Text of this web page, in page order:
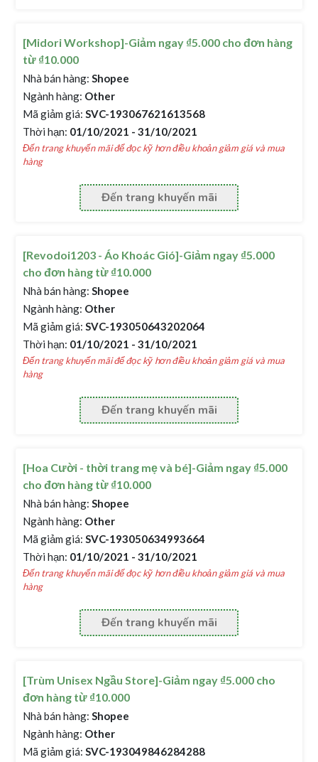
[Midori Workshop]-Giảm ngay ₫5.000 cho đơn hàng
từ ₫10.000
Nhà bán hàng: Shopee
Ngành hàng: Other
Mã giảm giá: SVC-193067621613568
Thời hạn: 01/10/2021 - 31/10/2021
Đến trang khuyến mãi để đọc kỹ hơn điều khoản giảm giá và mua
hàng
Đến trang khuyến mãi
[Revodoi1203 - Áo Khoác Gió]-Giảm ngay ₫5.000
cho đơn hàng từ ₫10.000
Nhà bán hàng: Shopee
Ngành hàng: Other
Mã giảm giá: SVC-193050643202064
Thời hạn: 01/10/2021 - 31/10/2021
Đến trang khuyến mãi để đọc kỹ hơn điều khoản giảm giá và mua
hàng
Đến trang khuyến mãi
[Hoa Cười - thời trang mẹ và bé]-Giảm ngay ₫5.000
cho đơn hàng từ ₫10.000
Nhà bán hàng: Shopee
Ngành hàng: Other
Mã giảm giá: SVC-193050634993664
Thời hạn: 01/10/2021 - 31/10/2021
Đến trang khuyến mãi để đọc kỹ hơn điều khoản giảm giá và mua
hàng
Đến trang khuyến mãi
[Trùm Unisex Ngầu Store]-Giảm ngay ₫5.000 cho
đơn hàng từ ₫10.000
Nhà bán hàng: Shopee
Ngành hàng: Other
Mã giảm giá: SVC-193049846284288